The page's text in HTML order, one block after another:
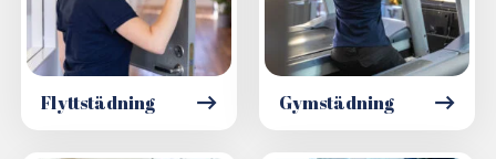
Flyttstädning Gymstädning